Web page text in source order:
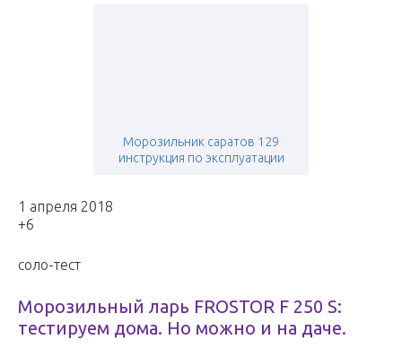
Морозильник саратов 129
инструкция по эксплуатации
1 апреля 2018
+6
соло-тест
Морозильный ларь FROSTOR F 250 S:
тестируем дома. Но можно и на даче.